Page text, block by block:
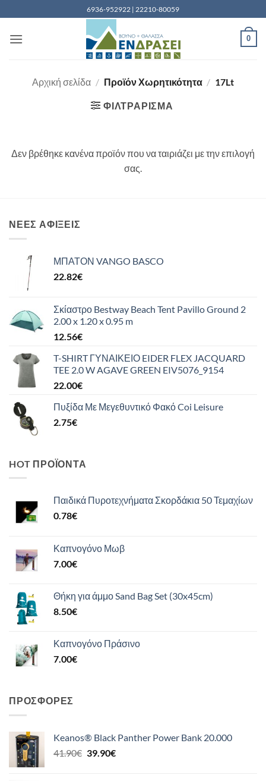
στο
περιεχόμενο
6936-952922 | 22210-80059
0
Αρχική σελίδα / Προϊόν Χωρητικότητα / 17Lt
ΦΙΛΤΡΆΡΙΣΜΑ
Δεν βρέθηκε κανένα προϊόν που να ταιριάζει με την επιλογή
σας.
ΝΈΕΣ ΑΦΊΞΕΙΣ
ΜΠΑΤΟΝ VANGO BASCO
22.82€
Σκίαστρο Bestway Beach Tent Pavillo Ground 2
2.00 x 1.20 x 0.95 m
12.56€
T-SHIRT ΓΥΝΑΙΚΕΙΟ EIDER FLEX JACQUARD
TEE 2.0 W AGAVE GREEN EIV5076_9154
22.00€
Πυξίδα Με Μεγεθυντικό Φακό Coi Leisure
2.75€
HOT ΠΡΟΪΌΝΤΑ
Παιδικά Πυροτεχνήματα Σκορδάκια 50 Τεμαχίων
0.78€
Καπνογόνο Μωβ
7.00€
Θήκη για άμμο Sand Bag Set (30x45cm)
8.50€
Καπνογόνο Πράσινο
7.00€
ΠΡΟΣΦΟΡΈΣ
Keanos® Black Panther Power Bank 20.000
41.90€ Original
39.90€Η